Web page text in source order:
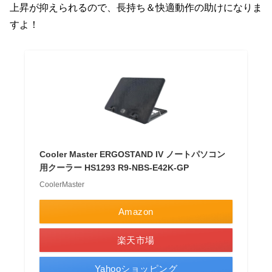
上昇が抑えられるので、長持ち＆快適動作の助けになりま
すよ！
Cooler Master ERGOSTAND IV ノートパソコン
用クーラー HS1293 R9-NBS-E42K-GP
CoolerMaster
Amazon
楽天市場
Yahooショッピング